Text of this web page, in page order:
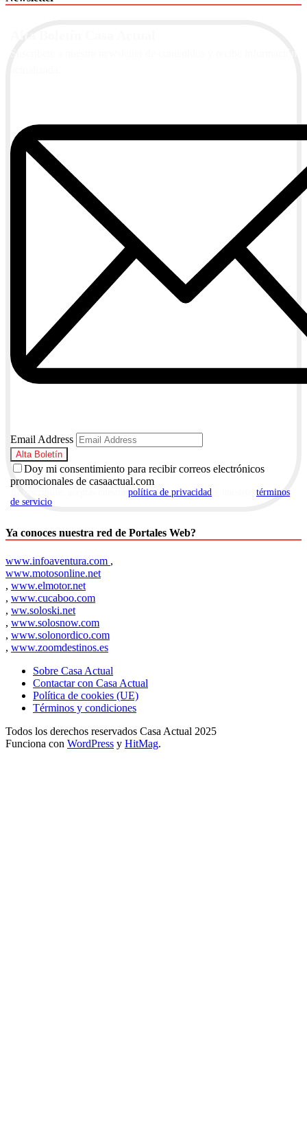
Email Address
Doy mi consentimiento para recibir correos electrónicos
promocionales de casaactual.com
política de privacidad
términos
de servicio
Ya conoces nuestra red de Portales Web?
www.infoaventura.com ,
www.motosonline.net
, www.elmotor.net
, www.cucaboo.com
, ww.soloski.net
, www.solosnow.com
, www.solonordico.com
, www.zoomdestinos.es
Sobre Casa Actual
Contactar con Casa Actual
Política de cookies (UE)
Términos y condiciones
Todos los derechos reservados Casa Actual 2025
Funciona con WordPress y HitMag.